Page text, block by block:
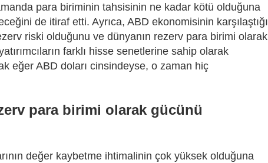
para biriminin tahsisinin ne kadar kötü olduğuna
de itiraf etti. Ayrıca, ABD ekonomisinin karşılaştığı
riski olduğunu ve dünyanın rezerv para birimi olarak
farklı hisse senetlerine sahip olarak
eğer ABD doları cinsindeyse, o zaman hiç
para birimi olarak gücünü
değer kaybetme ihtimalinin çok yüksek olduğuna